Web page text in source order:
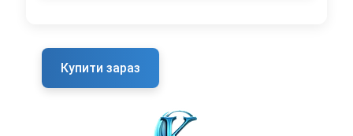
Купити зараз